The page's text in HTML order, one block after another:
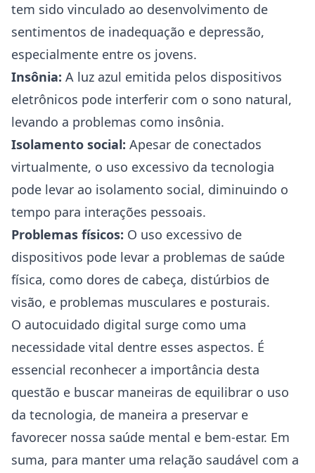
tem sido vinculado ao desenvolvimento de
sentimentos de inadequação e depressão,
especialmente entre os jovens.
Insônia: A luz azul emitida pelos dispositivos
eletrônicos pode interferir com o sono natural,
levando a problemas como insônia.
Isolamento social: Apesar de conectados
virtualmente, o uso excessivo da tecnologia
pode levar ao isolamento social, diminuindo o
tempo para interações pessoais.
Problemas físicos: O uso excessivo de
dispositivos pode levar a problemas de saúde
física, como dores de cabeça, distúrbios de
visão, e problemas musculares e posturais.
O autocuidado digital surge como uma
necessidade vital dentre esses aspectos. É
essencial reconhecer a importância desta
questão e buscar maneiras de equilibrar o uso
da tecnologia, de maneira a preservar e
favorecer nossa saúde mental e bem-estar. Em
suma, para manter uma relação saudável com a